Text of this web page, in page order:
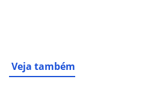
Veja também